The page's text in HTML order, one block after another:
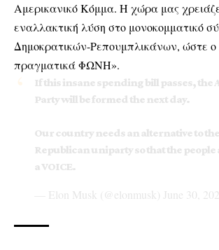
Αμερικανικό Κόμμα. Η χώρα μας
εναλλακτική λύση στο μονοκομματικό
Δημοκρατικών-Ρεπουμπλικάνων, ώστε ο
πραγματικά ΦΩΝΗ».
If this insane spending bill passes, the
Party will be formed the next day.
Our country needs an alternative to
Republican uniparty so that the people
a VOICE.
— Elon Musk (@elonmusk) June 30,